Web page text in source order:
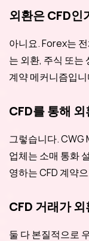
외환은 CFD인
아니요. Forex는
는 외환, 주식 또는
계약 메커니즘입니
CFD를 통해
그렇습니다. CWG
업체는 소매 통화
영하는 CFD 계약
CFD 거래가
둘 다 본질적으로